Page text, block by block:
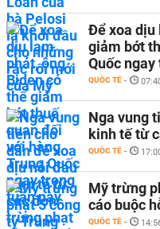
Để xoa dịu
giảm bớt
Quốc
QUỐC TẾ -
Nga vung
kinh tế từ
QUỐC TẾ -
Mỹ trừng
cáo buộc
QUỐC TẾ -